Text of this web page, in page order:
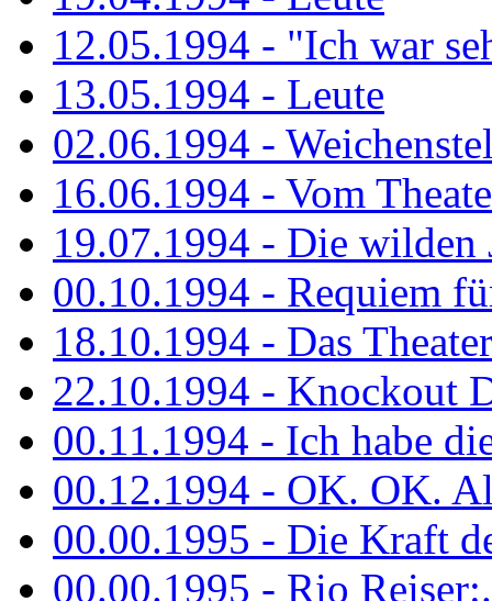
12.05.1994 - "Ich war
13.05.1994 - Leute
02.06.1994 -
16.06.1994 - Vom
19.07.1994 - Die wilden
00.10.1994 - Requiem
18.10.1994 - Das
22.10.1994 - Knockout
00.11.1994 - Ich habe
00.12.1994 - OK. OK.
00.00.1995 - Die Kraft
00.00.1995 - Rio